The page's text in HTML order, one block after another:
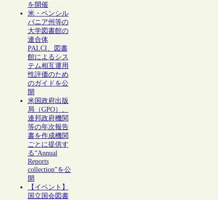
を開催
米・ペンシル
バニア州等の
大学図書館の
連合体
PALCI、図書
館によるシス
テム相互運用
性評価のため
のガイドを公
開
米国政府出版
局（GPO）、
連邦政府機関
等の年次報告
書を作成機関
ごとに提供す
る“Annual
Reports
collection”を公
開
【イベント】
国立国会図書